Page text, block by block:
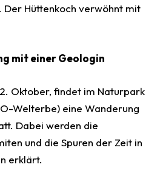
Hüttenkoch verwöhnt mit
mit einer Geologin
Oktober, findet im Naturpark
Welterbe) eine Wanderung
Dabei werden die
und die Spuren der Zeit in
erklärt.